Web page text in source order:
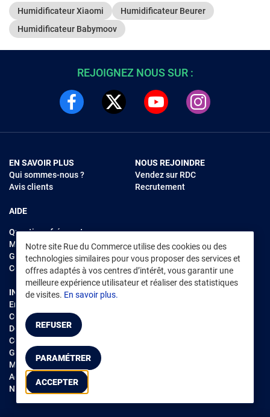
Humidificateur Xiaomi
Humidificateur Beurer
Humidificateur Babymoov
Notre site Rue du Commerce utilise des cookies ou des
technologies similaires pour vous proposer des services et
offres adaptés à vos centres d’intérêt, vous garantir une
meilleure expérience utilisateur et réaliser des statistiques
de visites. En savoir plus.
REFUSER
PARAMÉTRER
ACCEPTER
REJOIGNEZ NOUS SUR :
EN SAVOIR PLUS
Qui sommes-nous ?
Avis clients
AIDE
Questions fréquentes
Modes de règlements
Garantie et retours
Contacter Rue du Commerce
NOUS REJOINDRE
Vendez sur RDC
Recrutement
INFORMATIONS LÉGALES
Environnement
CGV /CGU Marketplace
Données personnelles
Cookies
Gérer mes cookies
Mentions légales
Accessibilité : non conforme
Notice d'accessibilité